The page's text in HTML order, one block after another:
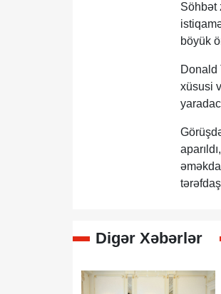
Söhbət
böyük
Donald
xüsusi
Digər Xəbərlər